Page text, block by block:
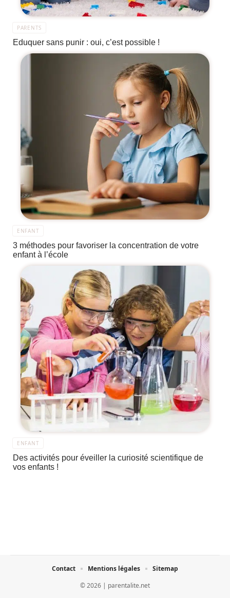
PARENTS
Eduquer sans punir : oui, c’est possible !
ENFANT
3 méthodes pour favoriser la concentration de votre
enfant à l’école
ENFANT
Des activités pour éveiller la curiosité scientifique de
vos enfants !
© 2026 | parentalite.net
Contact Mentions légales Sitemap